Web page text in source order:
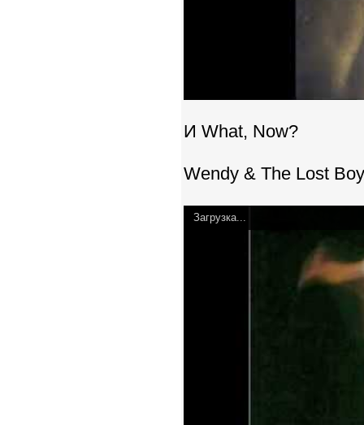
И What, Now?
Wendy & The Lost Boy
Загрузка...